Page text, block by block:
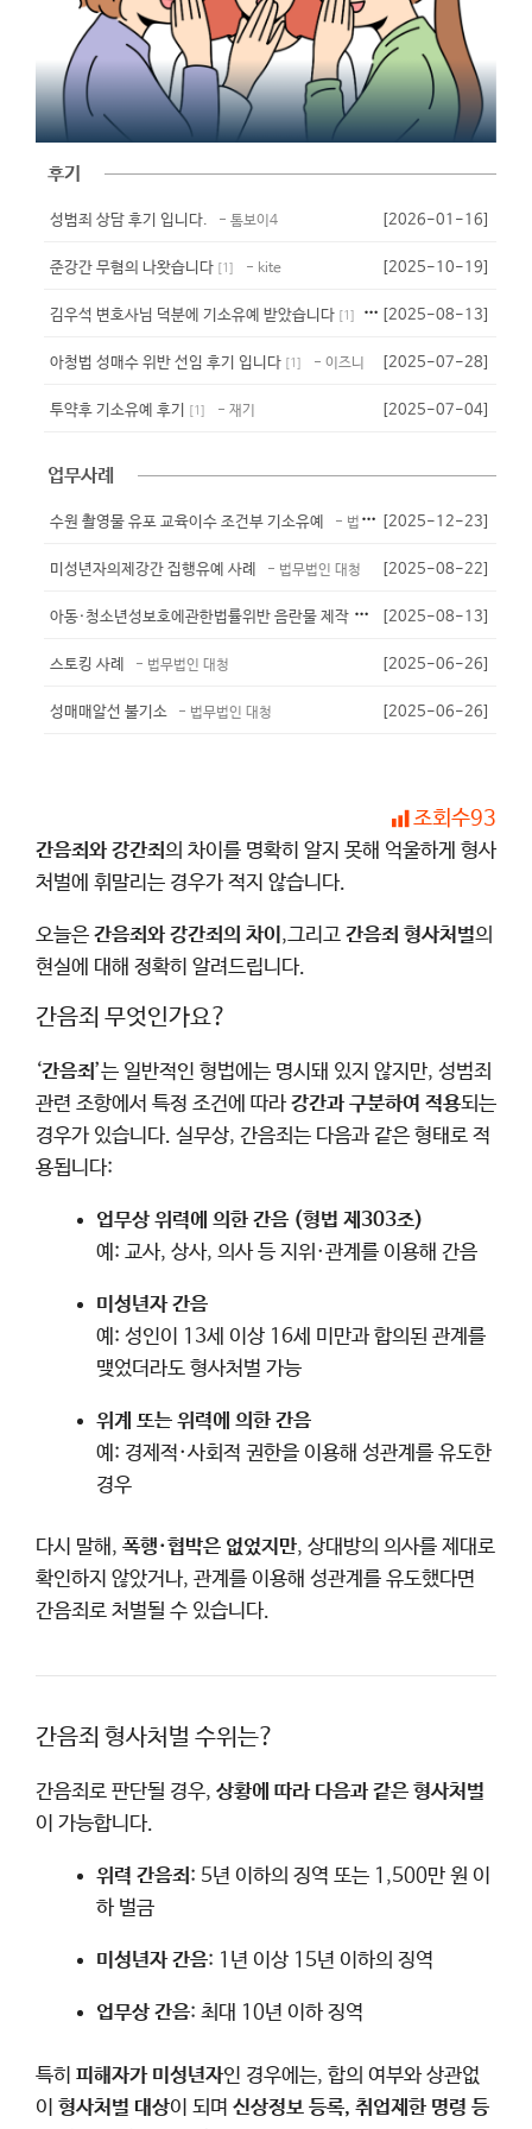
후기
성범죄 상담 후기 입니다. - 톰보이4 [2026-01-16]
준강간 무혐의 나왓습니다 1 - kite [2025-10-19]
김우석 변호사님 덕분에 기소유예 받았습니다 1 - 준밧드
[2025-08-13]
아청법 성매수 위반 선임 후기 입니다 1 - 이즈니 [2025-07-28]
투약후 기소유예 후기 1 - 재기 [2025-07-04]
업무사례
수원 촬영물 유포 교육이수 조건부 기소유예 - 법무법인 대청 [2025-12-23]
미성년자의제강간 집행유예 사례 - 법무법인 대청 [2025-08-22]
아
동·청소년성보호에관한법률위반 음란물 제작 유포 - 기소유예 - 법무법인
[2025-08-13]
스토킹 사례 - 법무법인 대청 [2025-06-26]
성매매알선 불기소 - 법무법인 대청 [2025-06-26]
조회수93
간음죄와 강간죄의 차이를 명확히 알지 못해 억울하게 형사
처벌에 휘말리는 경우가 적지 않습니다.
오늘은 간음죄와 강간죄의 차이 ,그리고 간음죄 형사처벌의
현실에 대해 정확히 알려드립니다.
간음죄 무엇인가요?
‘간음죄’는 일반적인 형법에는 명시돼 있지 않지만, 성범죄
관련 조항에서 특정 조건에 따라강간과 구분하여 적용되는
경우가 있습니다. 실무상, 간음죄는 다음과 같은 형태로 적
용됩니다:
업무상 위력에 의한 간음 (형법 제303조)
예: 교사, 상사, 의사 등 지위·관계를 이용해 간음
미성년자 간음
예: 성인이 13세 이상 16세 미만과 합의된 관계를
맺었더라도 형사처벌 가능
위계 또는 위력에 의한 간음
예: 경제적·사회적 권한을 이용해 성관계를 유도한
경우
다시 말해, 폭행·협박은 없었지만, 상대방의 의사를 제대로
확인하지 않았거나, 관계를 이용해 성관계를 유도했다면
간음죄로 처벌될 수 있습니다.
간음죄 형사처벌 수위는?
간음죄로 판단될 경우, 상황에 따라 다음과 같은 형사처벌
이 가능합니다.
위력 간음죄 : 5년 이하의 징역 또는 1,500만 원 이
하 벌금
미성년자 간음: 1년 이상 15년 이하의 징역
업무상 간음: 최대 10년 이하 징역
특히 피해자가 미성년자인 경우에는, 합의 여부와 상관없
이 형사처벌 대상이 되며 신상정보 등록, 취업제한 명령 등